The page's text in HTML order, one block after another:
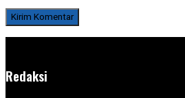
Redaksi